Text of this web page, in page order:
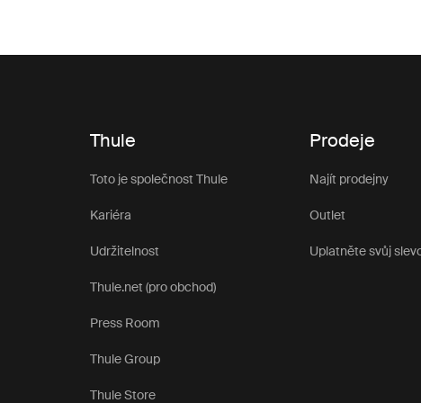
Thule
Toto je společnost Thule
Kariéra
Udržitelnost
Thule.net (pro obchod)
Press Room
Thule Group
Thule Store
Prodeje
Najít prodejny
Outlet
Uplatněte svůj